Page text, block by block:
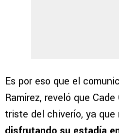
Es por eso que el
Ramírez, reveló que
triste del chiverío, ya que